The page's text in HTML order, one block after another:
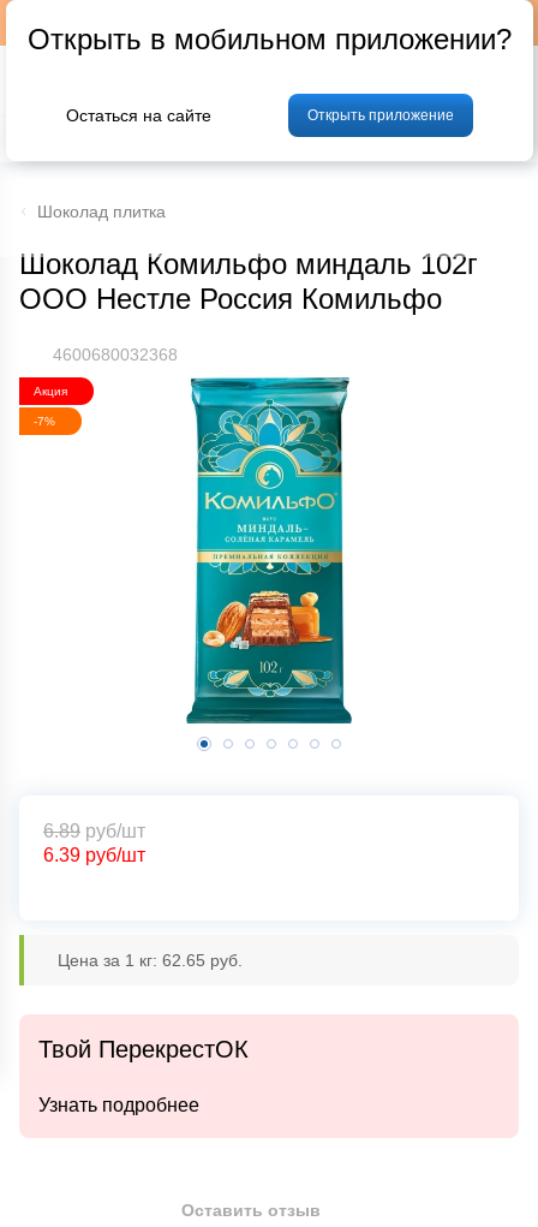
Фрукты и овощи Мясо Птица
Шоколад плитка
Шоколад Комильфо миндаль 102г
ООО Нестле Россия Комильфо
4600680032368
Акция
-7%
6.39 руб/шт
6.89 руб/шт
Цена за 1 кг: 62.65 руб.
Твой ПерекрестОК
Узнать подробнее
Оставить отзыв
Открыть в мобильном приложении?
Остаться на сайте Открыть приложение